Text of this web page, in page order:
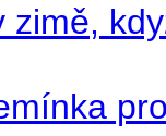
zimě,